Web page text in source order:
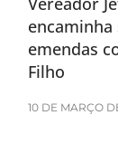
emendas
Filho
10 DE MARÇO